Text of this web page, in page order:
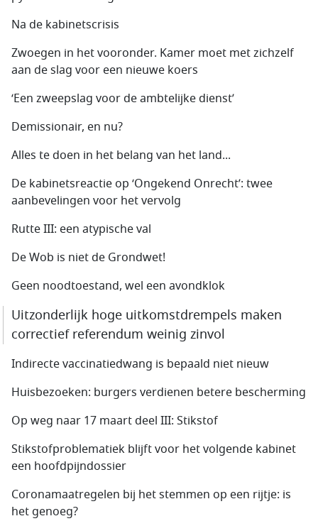
Na de kabinetscrisis
Zwoegen in het vooronder. Kamer moet met zichzelf
aan de slag voor een nieuwe koers
‘Een zweepslag voor de ambtelijke dienst’
Demissionair, en nu?
Alles te doen in het belang van het land...
De kabinetsreactie op ‘Ongekend Onrecht’: twee
aanbevelingen voor het vervolg
Rutte III: een atypische val
De Wob is niet de Grondwet!
Geen noodtoestand, wel een avondklok
Uitzonderlijk hoge uitkomstdrempels maken
correctief referendum weinig zinvol
Indirecte vaccinatiedwang is bepaald niet nieuw
Huisbezoeken: burgers verdienen betere bescherming
Op weg naar 17 maart deel III: Stikstof
Stikstofproblematiek blijft voor het volgende kabinet
een hoofdpijndossier
Coronamaatregelen bij het stemmen op een rijtje: is
het genoeg?